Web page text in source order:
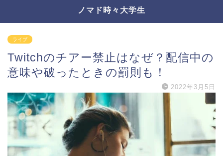
ノマド時々大学生
ライブ
Twitchのチアー禁止はなぜ？配信中の
意味や破ったときの罰則も！
2022年3月5日